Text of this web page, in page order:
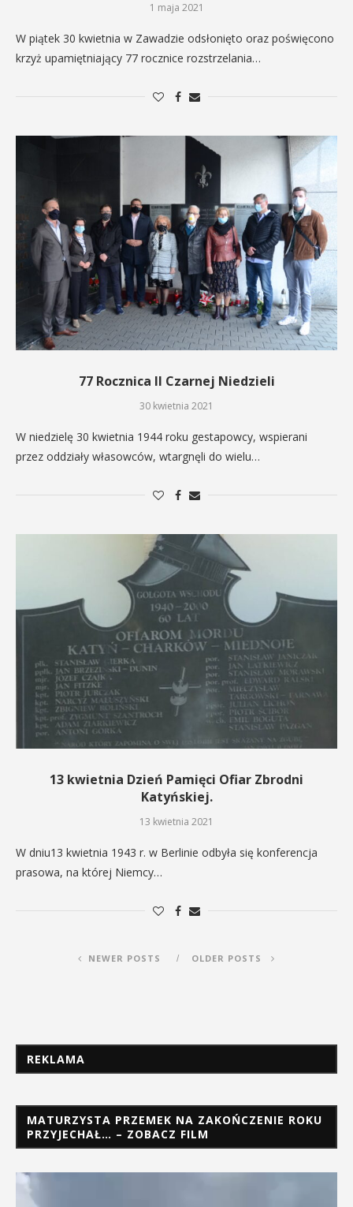
1 maja 2021
W piątek 30 kwietnia w Zawadzie odsłonięto oraz poświęcono
krzyż upamiętniający 77 rocznice rozstrzelania…
77 Rocznica II Czarnej Niedzieli
30 kwietnia 2021
W niedzielę 30 kwietnia 1944 roku gestapowcy, wspierani
przez oddziały własowców, wtargnęli do wielu…
13 kwietnia Dzień Pamięci Ofiar Zbrodni
Katyńskiej.
13 kwietnia 2021
W dniu13 kwietnia 1943 r. w Berlinie odbyła się konferencja
prasowa, na której Niemcy…
NEWER POSTS OLDER POSTS
REKLAMA
MATURZYSTA PRZEMEK NA ZAKOŃCZENIE ROKU
PRZYJECHAŁ… – ZOBACZ FILM
Odtwarzacz